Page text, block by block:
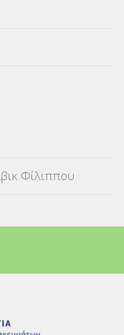
Φίλιππου